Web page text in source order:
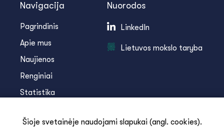
Navigacija
Pagrindinis
Apie mus
Naujienos
Renginiai
Statistika
Kontaktai
Nuorodos
LinkedIn
Lietuvos mokslo taryba
Šioje svetainėje naudojami slapukai (angl. cookies).